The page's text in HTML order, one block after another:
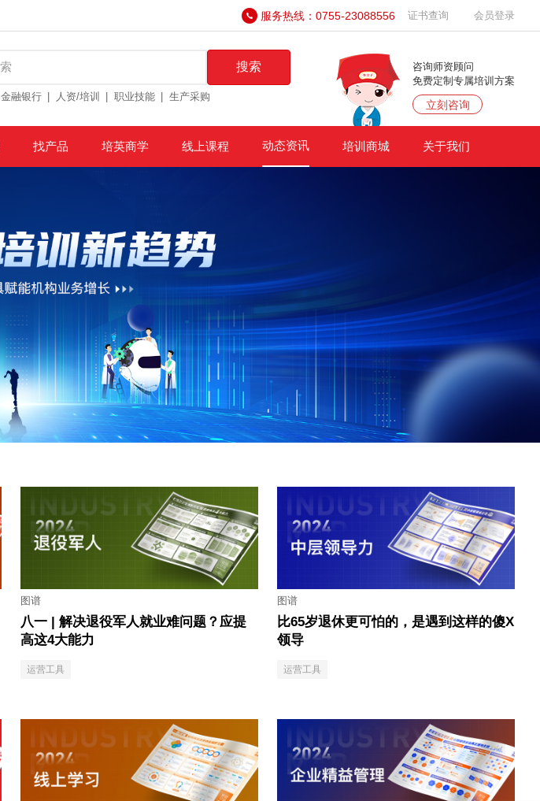
服务热线：0755-23088556 证书查询 会员登录
搜索
金融银行 人资/培训 职业技能 生产采购
咨询师资顾问
免费定制专属培训方案
立刻咨询
找产品 培英商学 线上课程 动态资讯 培训商城 关于我们
图谱
八一 | 解决退役军人就业难问题？应提
高这4大能力
运营工具
图谱
比65岁退休更可怕的，是遇到这样的傻X
领导
运营工具